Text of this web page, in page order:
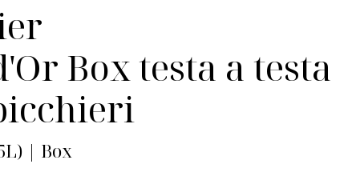
Box testa a testa
| Box